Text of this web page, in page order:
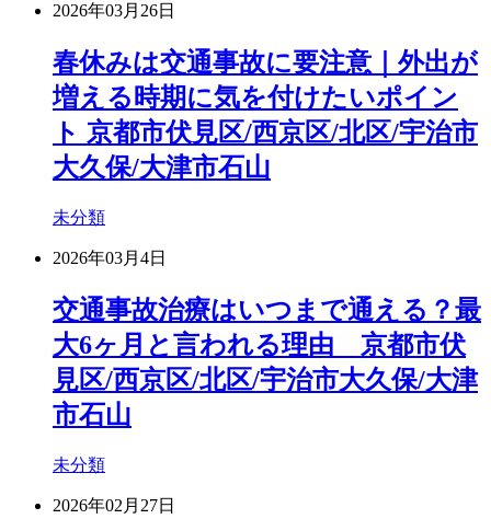
2026年03月26日
春休みは交通事故に要注意｜外出が
増える時期に気を付けたいポイン
ト 京都市伏見区/西京区/北区/宇治市
大久保/大津市石山
未分類
2026年03月4日
交通事故治療はいつまで通える？最
大6ヶ月と言われる理由 京都市伏
見区/西京区/北区/宇治市大久保/大津
市石山
未分類
2026年02月27日